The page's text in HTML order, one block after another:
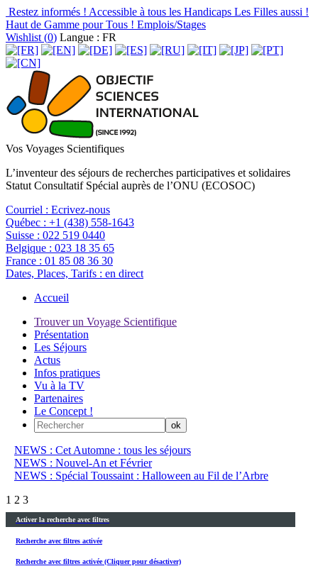
Restez informés ! Accessible à tous les Handicaps Les Filles aussi !
Haut de Gamme pour Tous ! Emplois/Stages
Wishlist (0) Langue : FR
Vos Voyages Scientifiques
L’inventeur des séjours de recherches participatives et solidaires
Statut Consultatif Spécial auprès de l’ONU (ECOSOC)
Courriel : Ecrivez-nous
Québec : +1 (438) 558-1643
Suisse : 022 519 0440
Belgique : 023 18 35 65
France : 01 85 08 36 30
Dates, Places, Tarifs : en direct
Accueil
Trouver un Voyage Scientifique
Présentation
Les Séjours
Actus
Infos pratiques
Vu à la TV
Partenaires
Le Concept !
NEWS : Cet Automne : tous les séjours
NEWS : Nouvel-An et Février
NEWS : Spécial Toussaint : Halloween au Fil de l’Arbre
1 2 3
Activer la recherche avec filtres
Recherche avec filtres activée
Recherche avec filtres activée (Cliquer pour désactiver)